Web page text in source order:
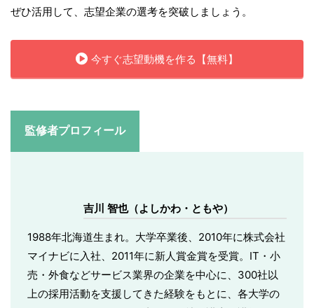
ぜひ活用して、志望企業の選考を突破しましょう。
今すぐ志望動機を作る【無料】
監修者プロフィール
吉川 智也（よしかわ・ともや）
1988年北海道生まれ。大学卒業後、2010年に株式会社
マイナビに入社、2011年に新人賞金賞を受賞。IT・小
売・外食などサービス業界の企業を中心に、300社以
上の採用活動を支援してきた経験をもとに、各大学の